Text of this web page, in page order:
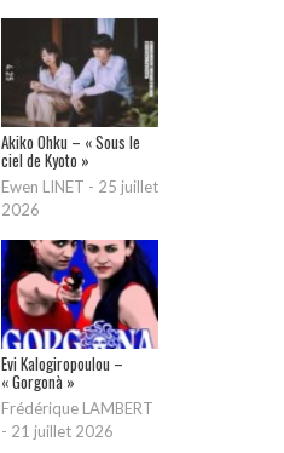
Akiko Ohku – « Sous le
ciel de Kyoto »
Ewen LINET - 25 juillet
2026
Evi Kalogiropoulou –
« Gorgonà »
Frédérique LAMBERT
- 21 juillet 2026